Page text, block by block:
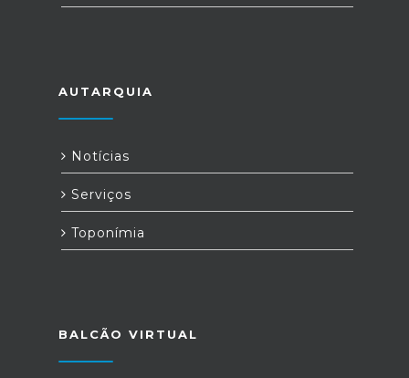
AUTARQUIA
Notícias
Serviços
Toponímia
BALCÃO VIRTUAL